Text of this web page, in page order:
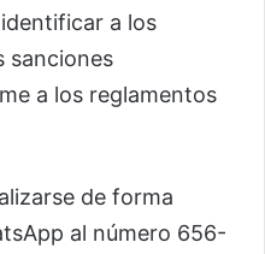
a los
sanciones
a los reglamentos
de forma
al número 656-